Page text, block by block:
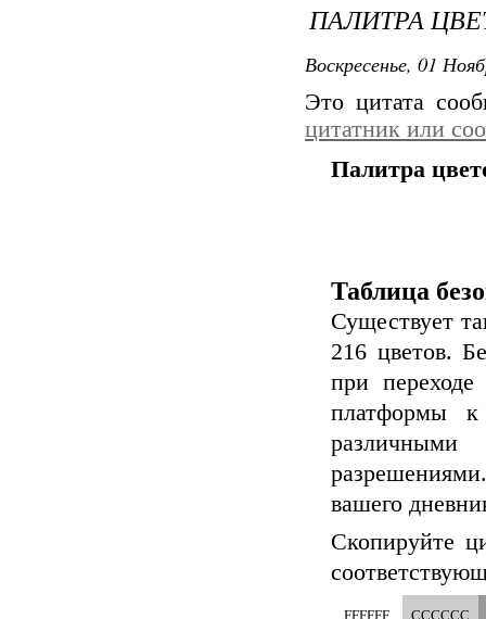
ПАЛИТРА
Воскресенье, 01
Это цитата
цитатник или
Палитра
Таблица
Существует
216 цветов.
при
платформы
вашего
Скопируйте
FFFFFF CCCCCC